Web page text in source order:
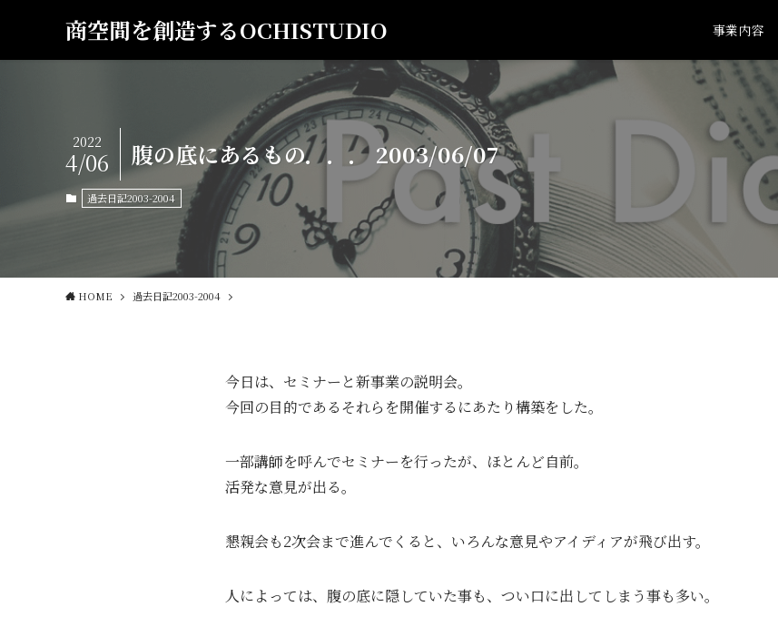
商空間を創造するOCHISTUDIO 事業内容
腹の底にあるもの．．． 2003/06/07
2022
4/06
過去日記2003-2004
HOME 過去日記2003-2004
今日は、セミナーと新事業の説明会。
今回の目的であるそれらを開催するにあたり構築をした。
一部講師を呼んでセミナーを行ったが、ほとんど自前。
活発な意見が出る。
懇親会も2次会まで進んでくると、いろんな意見やアイディアが飛び出す。
人によっては、腹の底に隠していた事も、つい口に出してしまう事も多い。